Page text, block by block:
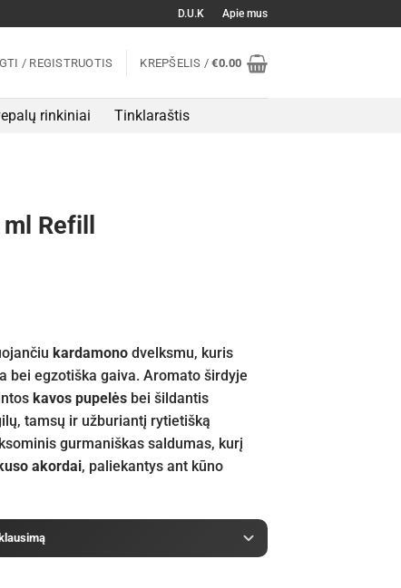
D.U.K Apie mus
/ REGISTRUOTIS KREPŠELIS /€0.00
rinkiniai Tinklaraštis
Refill
kardamono dvelksmu, kuris
bei egzotiška gaiva. Aromato širdyje
kavos pupelės bei šildantis
tamsų ir užburiantį rytietišką
gurmaniškas saldumas, kurį
akordai, paliekantys ant kūno